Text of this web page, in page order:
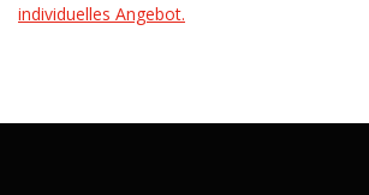
individuelles Angebot.